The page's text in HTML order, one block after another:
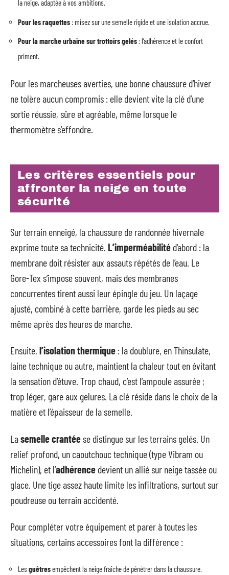
la neige, adaptée à vos ambitions.
Pour les raquettes : misez sur une semelle rigide et une isolation accrue.
Pour la marche urbaine sur trottoirs gelés : l’adhérence et le confort
priment.
Pour les marcheuses averties, une bonne chaussure d’hiver
ne tolère aucun compromis : elle devient vite la clé d’une
sortie réussie, sûre et agréable, même lorsque le
thermomètre s’effondre.
Les critères essentiels pour
affronter la neige en toute
sécurité
Sur terrain enneigé, la chaussure de randonnée hivernale
exprime toute sa technicité. L’imperméabilité d’abord : la
membrane doit résister aux assauts répétés de l’eau. Le
Gore-Tex s’impose souvent, mais des membranes
concurrentes tirent aussi leur épingle du jeu. Un laçage
ajusté, combiné à cette barrière, garde les pieds au sec
même après des heures de marche.
Ensuite, l’isolation thermique : la doublure, en Thinsulate,
laine technique ou autre, maintient la chaleur tout en évitant
la sensation d’étuve. Trop chaud, c’est l’ampoule assurée ;
trop léger, gare aux gelures. La clé réside dans le choix de la
matière et l’épaisseur de la semelle.
Lasemelle crantéese distingue sur les terrains gelés. Un
relief profond, un caoutchouc technique (type Vibram ou
Michelin), et l’adhérence devient un allié sur neige tassée ou
glace. Une tige assez haute limite les infiltrations, surtout sur
poudreuse ou terrain accidenté.
Pour compléter votre équipement et parer à toutes les
situations, certains accessoires font la différence :
Les guêtresempêchent la neige fraîche de pénétrer dans la chaussure.